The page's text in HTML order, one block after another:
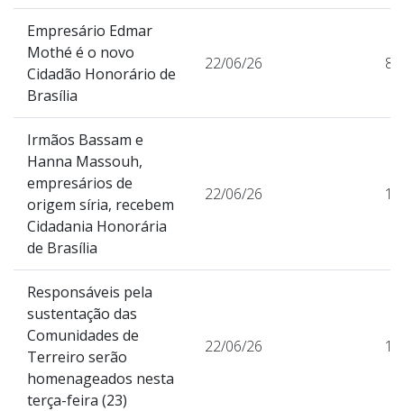
Empresário Edmar
Mothé é o novo
Cidadão Honorário de
Brasília
22/06/26
Irmãos Bassam e
Hanna Massouh,
empresários de
origem síria, recebem
Cidadania Honorária
de Brasília
22/06/26
Responsáveis pela
sustentação das
Comunidades de
Terreiro serão
homenageados nesta
terça-feira (23)
22/06/26